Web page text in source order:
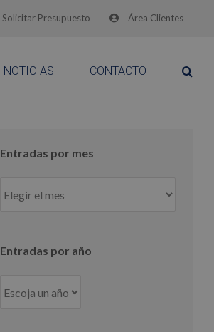
Solicitar Presupuesto Área Clientes
NOTICIAS CONTACTO
Entradas por mes
por
Entradas por año